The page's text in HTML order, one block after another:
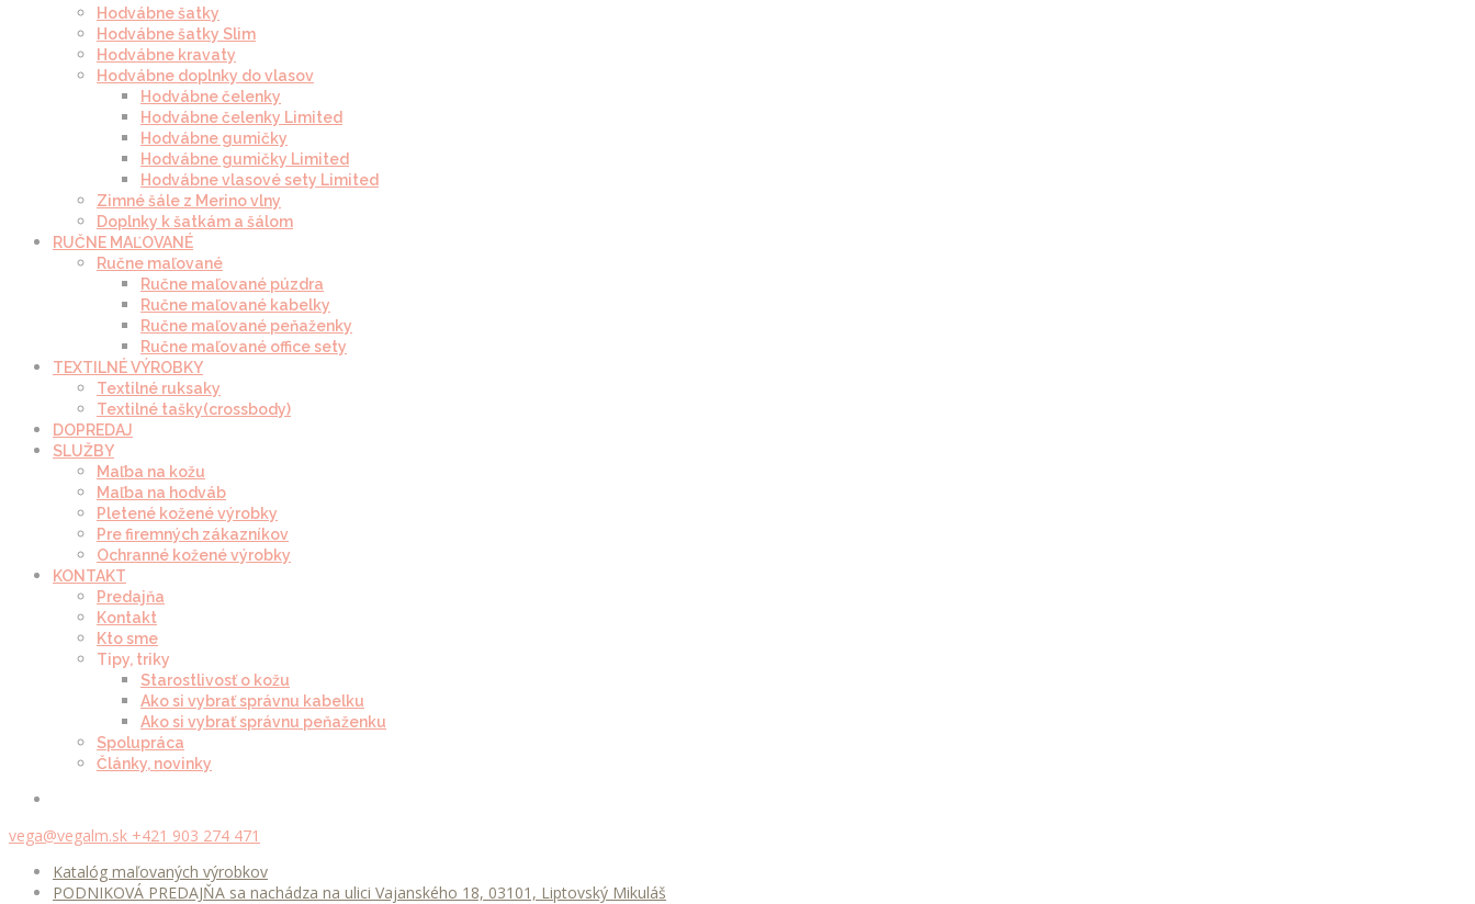
Hodvábne šatky
Hodvábne šatky Slim
Hodvábne kravaty
Hodvábne doplnky do vlasov
Hodvábne čelenky
Hodvábne čelenky Limited
Hodvábne gumičky
Hodvábne gumičky Limited
Hodvábne vlasové sety Limited
Zimné šále z Merino vlny
Doplnky k šatkám a šálom
RUČNE MAĽOVANÉ
Ručne maľované
Ručne maľované púzdra
Ručne maľované kabelky
Ručne maľované peňaženky
Ručne maľované office sety
TEXTILNÉ VÝROBKY
Textilné ruksaky
Textilné tašky(crossbody)
DOPREDAJ
SLUŽBY
Maľba na kožu
Maľba na hodváb
Pletené kožené výrobky
Pre firemných zákazníkov
Ochranné kožené výrobky
KONTAKT
Predajňa
Kontakt
Kto sme
Tipy, triky
Starostlivosť o kožu
Ako si vybrať správnu kabelku
Ako si vybrať správnu peňaženku
Spolupráca
Články, novinky
vega@vegalm.sk +421 903 274 471
Katalóg maľovaných výrobkov
PODNIKOVÁ PREDAJŇA sa nachádza na ulici Vajanského 18, 03101, Liptovský Mikuláš